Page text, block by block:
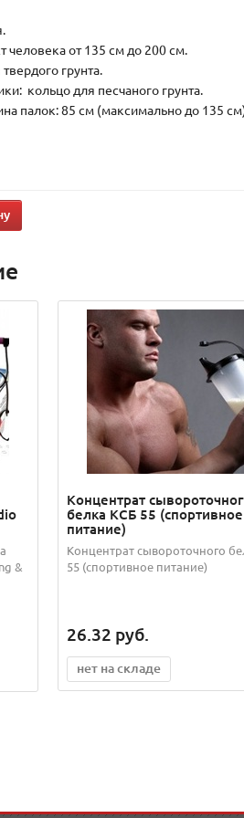
человека от 135 см до 200 см.
грунта.
кольцо для песчаного грунта.
палок: 85 см (максимально до 135
&
Концентрат
белка КСБ 55 (спортивное
питание)
Концентрат сывороточного
55 (спортивное питание)
26.32 руб.
нет на складе